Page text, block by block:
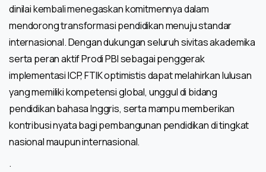
dinilai kembali menegaskan komitmennya dalam
mendorong transformasi pendidikan menuju standar
internasional. Dengan dukungan seluruh sivitas akademika
serta peran aktif Prodi PBI sebagai penggerak
implementasi ICP, FTIK optimistis dapat melahirkan lulusan
yang memiliki kompetensi global, unggul di bidang
pendidikan bahasa Inggris, serta mampu memberikan
kontribusi nyata bagi pembangunan pendidikan di tingkat
nasional maupun internasional.
.